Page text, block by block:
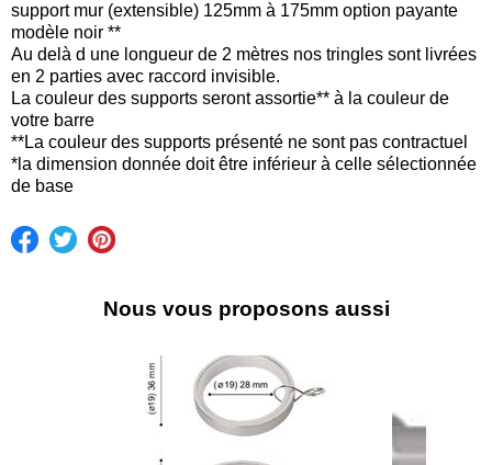
support mur (extensible) 125mm à 175mm option payante
modèle noir **
​Au delà d une longueur de 2 mètres nos tringles sont livrées
en 2 parties avec raccord invisible.
La couleur des supports seront assortie** à la couleur de
votre barre
**La couleur des supports présenté ne sont pas contractuel
*la dimension donnée doit être inférieur à celle sélectionnée
de base
Nous vous proposons aussi